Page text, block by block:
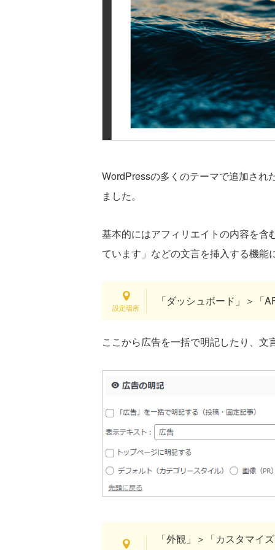
WordPressの多くのテーマで追加され
ました。
基本的にはアフィリエイトの内容を
ています」などの文言を挿入する機能
「ダッシュボード」＞「
ここから広告を一括で明記したり、
「外観」＞「カスタマイ